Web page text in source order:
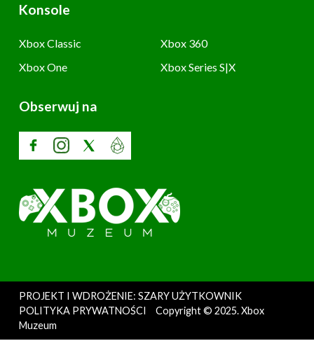
Konsole
Xbox Classic
Xbox 360
Xbox One
Xbox Series S|X
Obserwuj na
PROJEKT I WDROŻENIE: SZARY UŻYTKOWNIK
POLITYKA PRYWATNOŚCI
Copyright © 2025. Xbox
Muzeum